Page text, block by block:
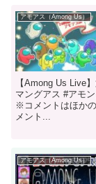
アモアス（Among Us）
【Among Us Live
マングアス #アモ
※コメントはほか
メント...
アモアス（Among Us）